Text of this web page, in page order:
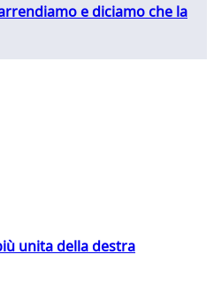
e diciamo che la
unita della destra